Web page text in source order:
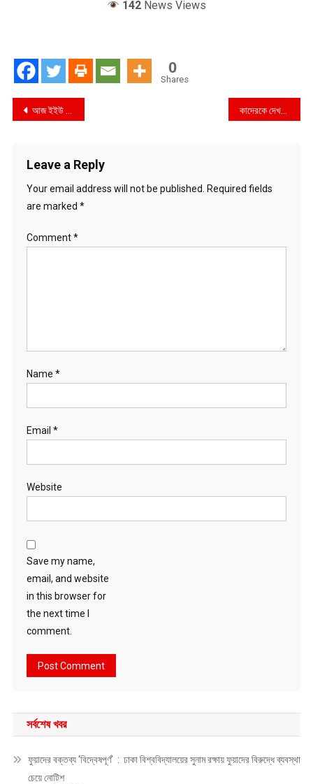
142 News Views
0
Shares
Post
আজ ইইউ ছাড়ছে যুক্তরাজ্য
Leave a Reply
Your email address will not be published.
Required fields
are marked *
Comment*
Name *
Email *
Website
Save my name,
email, and website
in this browser for
the next time I
comment.
সর্বশেষ খবর
ফুয়াদের বক্তব্য ‘বিদ্বেষপূর্ণ’ : ঢাকা বিশ্ববিদ্যালয়ের সুনাম রক্ষায় ফুয়াদের বিরুদ্ধে ব্যবস্থা
চেয়ে নোটিশ